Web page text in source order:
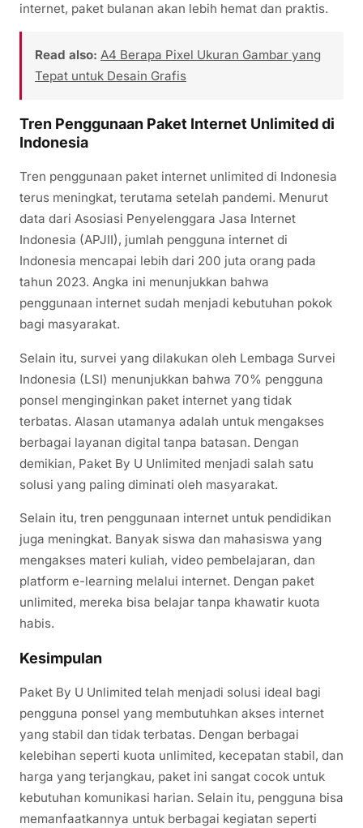
internet, paket bulanan akan lebih hemat dan praktis.
Read also: A4 Berapa Pixel Ukuran Gambar yang
Tepat untuk Desain Grafis
Tren Penggunaan Paket Internet Unlimited di
Indonesia
Tren penggunaan paket internet unlimited di Indonesia
terus meningkat, terutama setelah pandemi. Menurut
data dari Asosiasi Penyelenggara Jasa Internet
Indonesia (APJII), jumlah pengguna internet di
Indonesia mencapai lebih dari 200 juta orang pada
tahun 2023. Angka ini menunjukkan bahwa
penggunaan internet sudah menjadi kebutuhan pokok
bagi masyarakat.
Selain itu, survei yang dilakukan oleh Lembaga Survei
Indonesia (LSI) menunjukkan bahwa 70% pengguna
ponsel menginginkan paket internet yang tidak
terbatas. Alasan utamanya adalah untuk mengakses
berbagai layanan digital tanpa batasan. Dengan
demikian, Paket By U Unlimited menjadi salah satu
solusi yang paling diminati oleh masyarakat.
Selain itu, tren penggunaan internet untuk pendidikan
juga meningkat. Banyak siswa dan mahasiswa yang
mengakses materi kuliah, video pembelajaran, dan
platform e-learning melalui internet. Dengan paket
unlimited, mereka bisa belajar tanpa khawatir kuota
habis.
Kesimpulan
Paket By U Unlimited telah menjadi solusi ideal bagi
pengguna ponsel yang membutuhkan akses internet
yang stabil dan tidak terbatas. Dengan berbagai
kelebihan seperti kuota unlimited, kecepatan stabil, dan
harga yang terjangkau, paket ini sangat cocok untuk
kebutuhan komunikasi harian. Selain itu, pengguna bisa
memanfaatkannya untuk berbagai kegiatan seperti